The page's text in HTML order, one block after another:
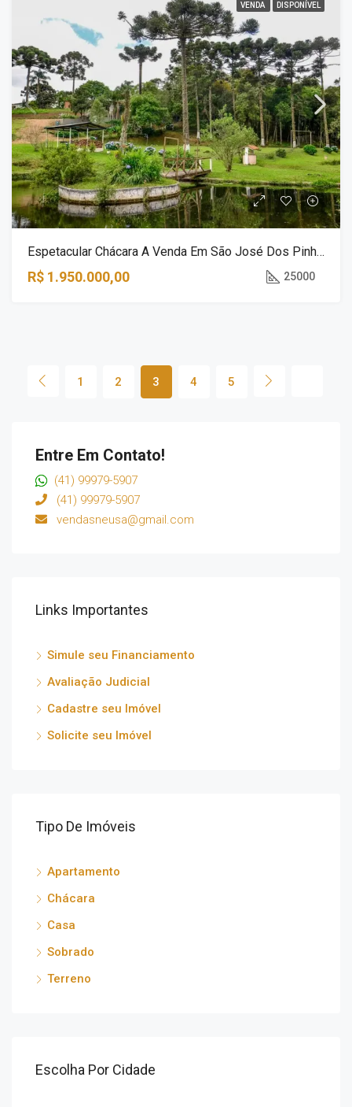
VENDA DISPONÍVEL
Espetacular Chácara A Venda Em São José Dos Pinhais
R$ 1.950.000,00 25000
1 2 3 4 5
Entre Em Contato!
(41) 99979-5907
(41) 99979-5907
vendasneusa@gmail.com
Links Importantes
Simule seu Financiamento
Avaliação Judicial
Cadastre seu Imóvel
Solicite seu Imóvel
Tipo De Imóveis
Apartamento
Chácara
Casa
Sobrado
Terreno
Escolha Por Cidade